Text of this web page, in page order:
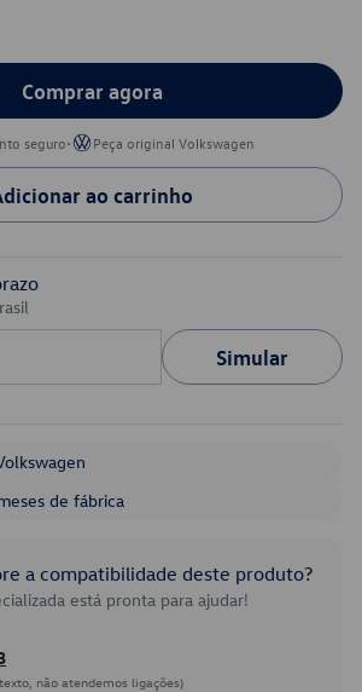
Comprar agora
seguro• Peça original Volkswagen
ao carrinho
Simular
de fábrica
a compatibilidade deste produto?
está pronta para ajudar!
não atendemos ligações)